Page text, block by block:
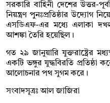
সরকারি বাহিনী দেশের উত্তর-
নিয়ন্ত্রণ পুনঃপ্রতিষ্ঠার উদ্যোগ
এসডিএফ-এর মধ্যে এলাকা
আশঙ্কা তৈরি হয়েছিল।
গত ২৯ জানুয়ারি যুক্তরাষ্ট্রের
একটি ভঙ্গুর যুদ্ধবিরতি প্রতিষ্ঠা
আলোচনার পথ সুগম করে।
সংবাদসূত্রঃ আল জাজিরা